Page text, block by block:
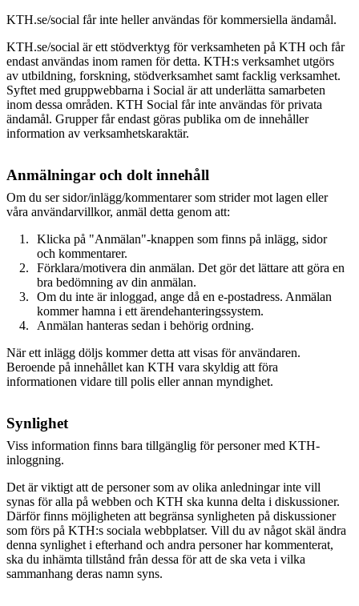
KTH.se/social får inte heller användas för kommersiella ändamål.
KTH.se/social är ett stödverktyg för verksamheten på KTH och får
endast användas inom ramen för detta. KTH:s verksamhet utgörs
av utbildning, forskning, stödverksamhet samt facklig verksamhet.
Syftet med gruppwebbarna i Social är att underlätta samarbeten
inom dessa områden. KTH Social får inte användas för privata
ändamål. Grupper får endast göras publika om de innehåller
information av verksamhetskaraktär.
Anmälningar och dolt innehåll
Om du ser sidor/inlägg/kommentarer som strider mot lagen eller
våra användarvillkor, anmäl detta genom att:
Klicka på "Anmälan"-knappen som finns på inlägg, sidor
och kommentarer.
Förklara/motivera din anmälan. Det gör det lättare att göra en
bra bedömning av din anmälan.
Om du inte är inloggad, ange då en e-postadress. Anmälan
kommer hamna i ett ärendehanteringssystem.
Anmälan hanteras sedan i behörig ordning.
När ett inlägg döljs kommer detta att visas för användaren.
Beroende på innehållet kan KTH vara skyldig att föra
informationen vidare till polis eller annan myndighet.
Synlighet
Viss information finns bara tillgänglig för personer med KTH-
inloggning.
Det är viktigt att de personer som av olika anledningar inte vill
synas för alla på webben och KTH ska kunna delta i diskussioner.
Därför finns möjligheten att begränsa synligheten på diskussioner
som förs på KTH:s sociala webbplatser. Vill du av något skäl ändra
denna synlighet i efterhand och andra personer har kommenterat,
ska du inhämta tillstånd från dessa för att de ska veta i vilka
sammanhang deras namn syns.